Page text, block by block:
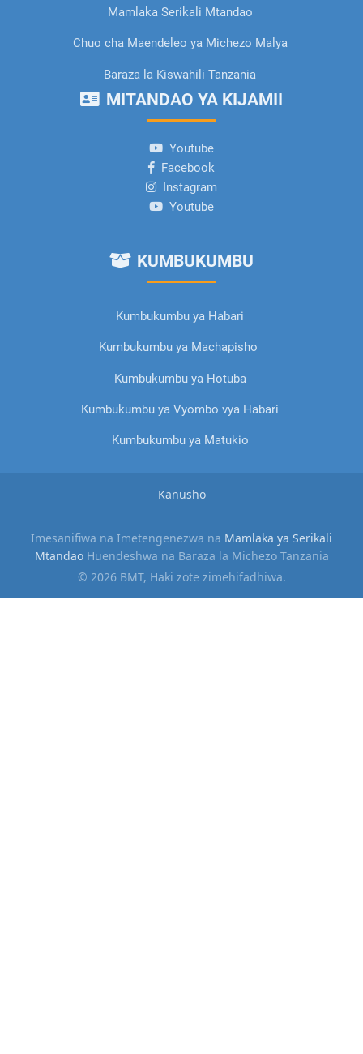
Mamlaka Serikali Mtandao
Chuo cha Maendeleo ya Michezo Malya
Baraza la Kiswahili Tanzania
MITANDAO YA KIJAMII
Youtube
Facebook
Instagram
Youtube
KUMBUKUMBU
Kumbukumbu ya Habari
Kumbukumbu ya Machapisho
Kumbukumbu ya Hotuba
Kumbukumbu ya Vyombo vya Habari
Kumbukumbu ya Matukio
Kanusho
Imesanifiwa na Imetengenezwa na Mamlaka ya Serikali
Mtandao Huendeshwa na Baraza la Michezo Tanzania
© 2026 BMT, Haki zote zimehifadhiwa.